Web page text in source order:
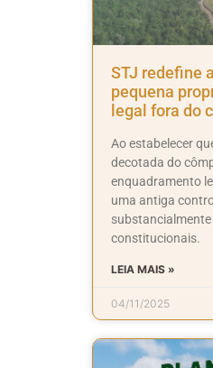
STJ redefine
pequena
legal fora do
Ao estabelecer
decotada do
enquadramento
uma antiga
constitucionais.
LEIA MAIS »
04/11/2025